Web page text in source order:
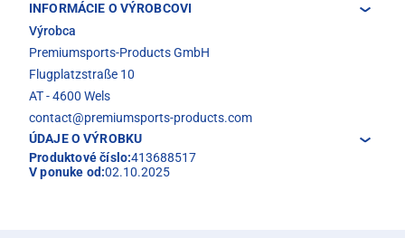
INFORMÁCIE O VÝROBCOVI
Výrobca
Premiumsports-Products GmbH
Flugplatzstraße 10
AT - 4600 Wels
contact@premiumsports-products.com
ÚDAJE O VÝROBKU
Produktové číslo:413688517
V ponuke od:02.10.2025